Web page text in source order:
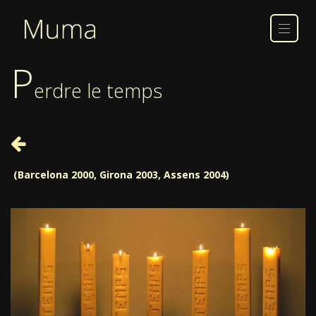
Perdre le temps
(Barcelona 2000, Girona 2003, Assens 2004)